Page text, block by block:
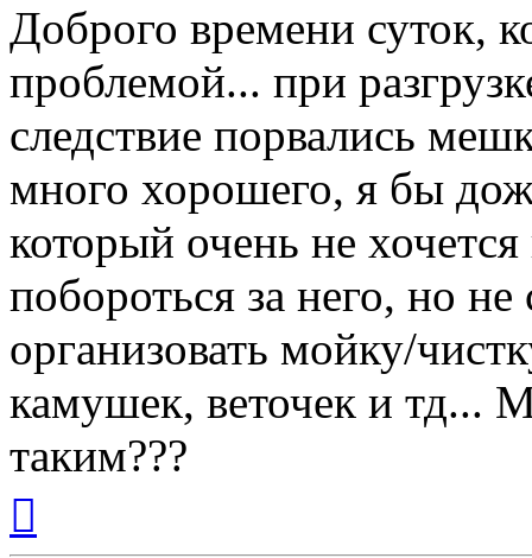
Доброго времени суток,
проблемой... при
следствие порвались
много хорошего, я бы
который очень не
побороться за него, но
организовать мойку/
камушек, веточек и тд...
таким???
началу